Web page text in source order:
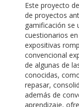
Este proyecto
de proyectos
gamificación se
cuestionarios
expositivas
convencional
de algunas de
conocidas,
repasar,
además de
aprendizaje,